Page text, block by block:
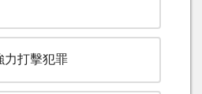
力打擊犯罪